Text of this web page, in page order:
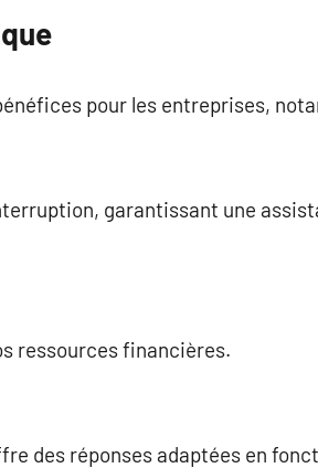
pour les entreprises,
garantissant une
ressources financières.
des réponses adaptées en